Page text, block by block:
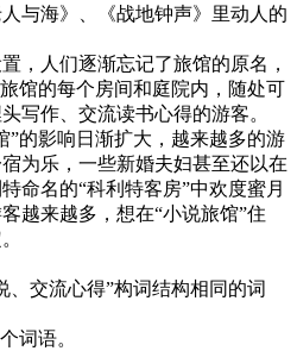
与海》、《战地钟声》里动人的
，人们逐渐忘记了旅馆的原名，
馆的每个房间和庭院内，随处可
写作、交流读书心得的游客。
”的影响日渐扩大，越来越多的游
为乐，一些新婚夫妇甚至还以在
命名的“科利特客房”中欢度蜜月
越来越多，想在“小说旅馆”住
、交流心得”构词结构相同的词
词语。